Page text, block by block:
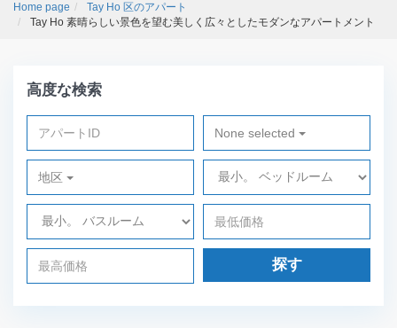
Home page
Tay Ho 区のアパート
Tay Ho 素晴らしい景色を望む美しく広々としたモダンなアパートメント
高度な検索
None selected
地区
探す